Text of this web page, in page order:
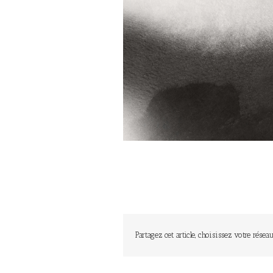
Partagez cet article, choisissez votre